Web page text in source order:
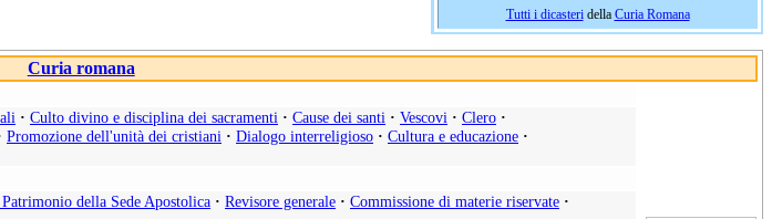
Tutti i dicasteridella Curia Romana
Curia romana
· Culto divino e disciplina dei sacramenti · Cause dei santi · Vescovi · Clero ·
Promozione dell'unità dei cristiani · Dialogo interreligioso · Cultura e educazione ·
della Sede Apostolica · Revisore generale · Commissione di materie riservate ·